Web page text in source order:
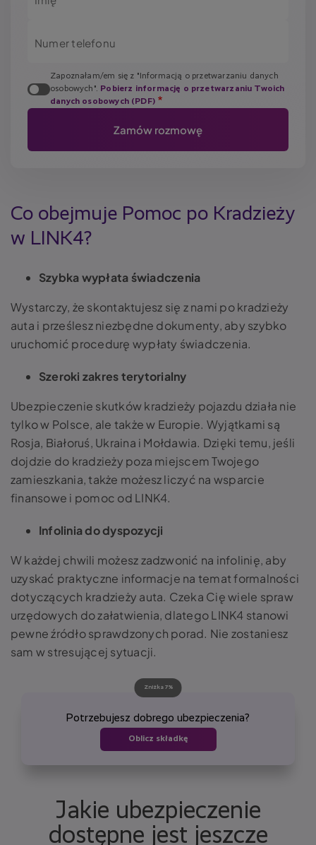
Numer telefonu
Zapoznałam/em się z "Informacją o przetwarzaniu danych
osobowych". Pobierz informację o przetwarzaniu Twoich
danych osobowych (PDF)
Co obejmuje Pomoc po Kradzieży
w LINK4?
Szybka wypłata świadczenia
Wystarczy, że skontaktujesz się z nami po kradzieży
auta i prześlesz niezbędne dokumenty, aby szybko
uruchomić procedurę wypłaty świadczenia.
Szeroki zakres terytorialny
Ubezpieczenie skutków kradzieży pojazdu działa nie
tylko w Polsce, ale także w Europie. Wyjątkami są
Rosja, Białoruś, Ukraina i Mołdawia. Dzięki temu, jeśli
dojdzie do kradzieży poza miejscem Twojego
zamieszkania, także możesz liczyć na wsparcie
finansowe i pomoc od LINK4.
Infolinia do dyspozycji
W każdej chwili możesz zadzwonić na infolinię, aby
uzyskać praktyczne informacje na temat formalności
dotyczących kradzieży auta. Czeka Cię wiele spraw
urzędowych do załatwienia, dlatego LINK4 stanowi
pewne źródło sprawdzonych porad. Nie zostaniesz
sam w stresującej sytuacji.
Zniżka 7%
Potrzebujesz dobrego ubezpieczenia?
Oblicz składkę
Jakie ubezpieczenie
dostępne jest jeszcze